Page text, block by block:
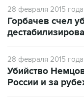
28 февраля 2015 года
Горбачев счел
28 февраля 2015
Убийство
России и за